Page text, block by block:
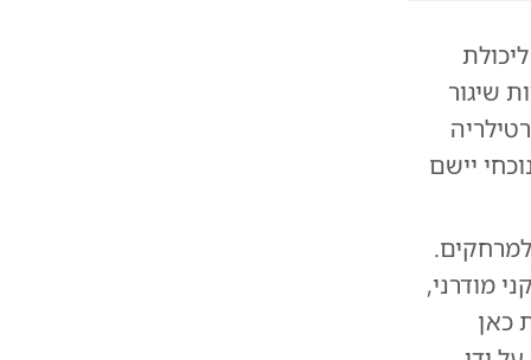
שיגור
יישם
ב"מגן בלטי 26" מהדהד למרחקים.
מודרני,
כאן